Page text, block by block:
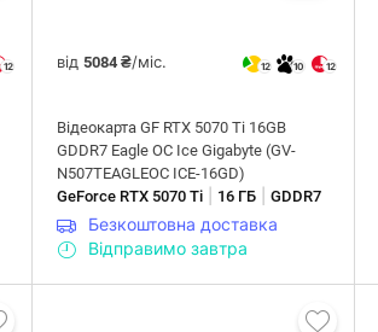
12 від5084 ₴/міс. 12 10 12
Відеокарта GF RTX 5070 Ti 16GB
GDDR7 Eagle OC Ice Gigabyte (GV-
N507TEAGLEOC ICE-16GD)
GeForce RTX 5070 Ti
16 ГБ |GDDR7
Безкоштовна доставка
Відправимо завтра